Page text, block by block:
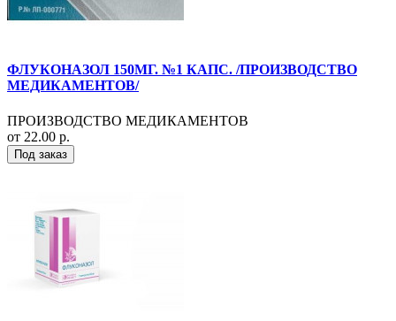
ФЛУКОНАЗОЛ 150МГ. №1 КАПС. /ПРОИЗВОДСТВО
МЕДИКАМЕНТОВ/
ПРОИЗВОДСТВО МЕДИКАМЕНТОВ
от 22.00 р.
Под заказ